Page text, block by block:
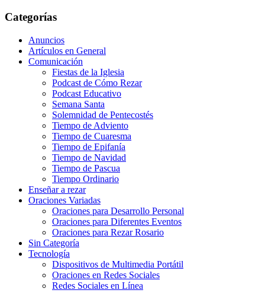
Categorías
Anuncios
Artículos en General
Comunicación
Fiestas de la Iglesia
Podcast de Cómo Rezar
Podcast Educativo
Semana Santa
Solemnidad de Pentecostés
Tiempo de Adviento
Tiempo de Cuaresma
Tiempo de Epifanía
Tiempo de Navidad
Tiempo de Pascua
Tiempo Ordinario
Enseñar a rezar
Oraciones Variadas
Oraciones para Desarrollo Personal
Oraciones para Diferentes Eventos
Oraciones para Rezar Rosario
Sin Categoría
Tecnología
Dispositivos de Multimedia Portátil
Oraciones en Redes Sociales
Redes Sociales en Línea